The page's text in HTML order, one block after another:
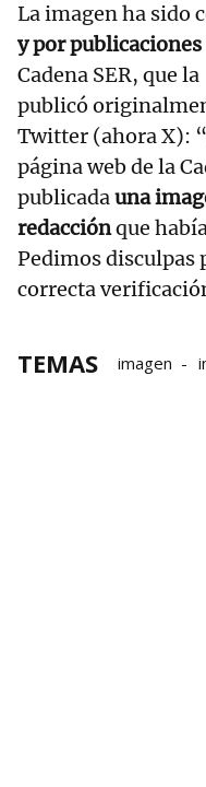
La imagen ha sido
y por publicaciones
Cadena SER, que la
publicó
Twitter (ahora X):
página web de la
publicadauna
redacciónque
Pedimos disculpas
correcta
TEMAS imagen